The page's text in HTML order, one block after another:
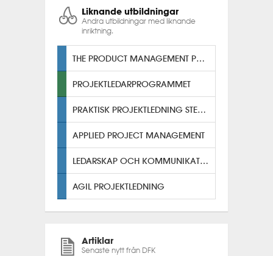
Liknande utbildningar
Andra utbildningar med liknande
inriktning.
THE PRODUCT MANAGEMENT PROGRAM
PROJEKTLEDARPROGRAMMET
PRAKTISK PROJEKTLEDNING STEG TVÅ
APPLIED PROJECT MANAGEMENT
LEDARSKAP OCH KOMMUNIKATION
AGIL PROJEKTLEDNING
Artiklar
Senaste nytt från DFK